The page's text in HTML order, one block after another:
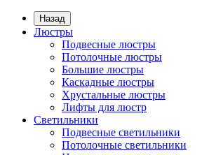
Назад
Люстры
Подвесные люстры
Потолочные люстры
Большие люстры
Каскадные люстры
Хрустальные люстры
Лифты для люстр
Светильники
Подвесные светильники
Потолочные светильники